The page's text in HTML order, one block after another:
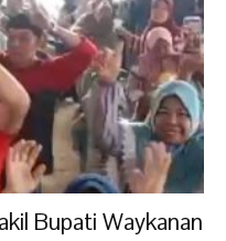
Bupati Waykanan